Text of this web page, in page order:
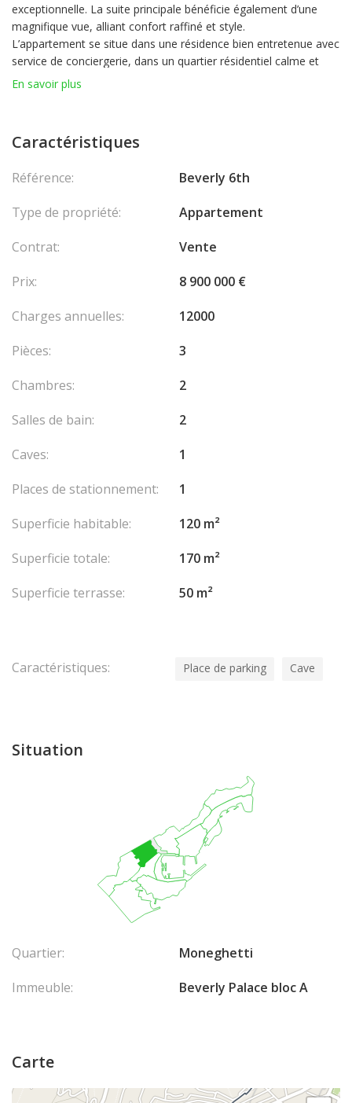
exceptionnelle. La suite principale bénéficie également d’une
magnifique vue, alliant confort raffiné et style.
L’appartement se situe dans une résidence bien entretenue avec
service de conciergerie, dans un quartier résidentiel calme et
recherché. Une place de parking et une cave complètent ce bien
d’exception.
En savoir plus
Caractéristiques
Référence:
Beverly 6th
Type de propriété:
Appartement
Contrat:
Vente
Prix:
8 900 000 €
Charges annuelles:
12000
Pièces:
3
Chambres:
2
Salles de bain:
2
Caves:
1
Places de stationnement:
1
Superficie habitable:
120 m²
Superficie totale:
170 m²
Superficie terrasse:
50 m²
Caractéristiques: Place de parking Cave
Situation
Quartier:
Moneghetti
Immeuble:
Beverly Palace bloc A
Carte